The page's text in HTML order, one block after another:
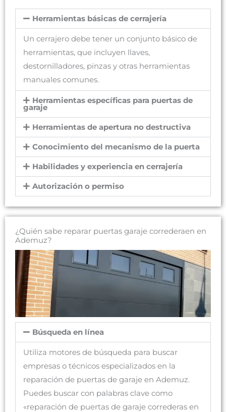
Herramientas básicas de cerrajería
Un cerrajero debe tener un conjunto básico de
herramientas, que incluyen llaves,
destornilladores, pinzas y otras herramientas
manuales comunes.
Herramientas específicas para puertas de
garaje
Herramientas de apertura no destructiva
Conocimiento del mecanismo de la puerta
Habilidades y experiencia en cerrajería
Autorización o permiso
¿Quién sabe reparar puertas garaje correderaen en
Ademuz?
Búsqueda en línea
Utiliza motores de búsqueda para buscar
empresas o técnicos especializados en la
reparación de puertas de garaje en Ademuz.
Puedes buscar con palabras clave como
«reparación de puertas de garaje correderas en